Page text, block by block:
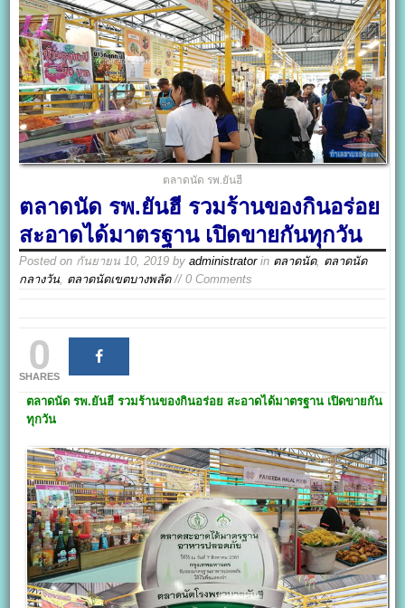
ตลาดนัด รพ.ยันฮี
ตลาดนัด รพ.ยันฮี รวมร้านของกินอร่อย
สะอาดได้มาตรฐาน เปิดขายกันทุกวัน
Posted on กันยายน 10, 2019 byadministratorin ตลาดนัด, ตลาดนัด
กลางวัน, ตลาดนัดเขตบางพลัด// 0 Comments
0
SHARES
ตลาดนัด รพ.ยันฮี รวมร้านของกินอร่อย สะอาดได้มาตรฐาน เปิดขายกัน
ทุกวัน